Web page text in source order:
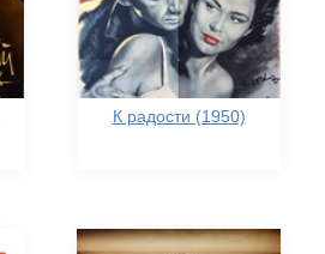
К радости (1950)